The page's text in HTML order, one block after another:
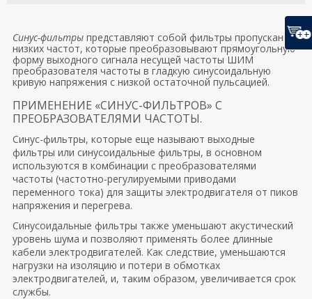
Синус-фильтры представляют собой фильтры пропускания
низких частот, которые преобразовывают прямоугольную
форму выходного сигнала несущей частоты ШИМ
преобразователя частоты в гладкую синусоидальную
кривую напряжения с низкой остаточной пульсацией.
ПРИМЕНЕНИЕ «СИНУС-ФИЛЬТРОВ» С
ПРЕОБРАЗОВАТЕЛЯМИ ЧАСТОТЫ.
Синус-фильтры, которые еще называют выходные
фильтры или синусоидальные фильтры, в основном
используются в комбинации с преобразователями
частоты (частотно-регулируемыми приводами
переменного тока) для защиты электродвигателя от пиков
напряжения и перегрева.
Синусоидальные фильтры также уменьшают акустический
уровень шума и позволяют применять более длинные
кабели электродвигателей. Как следствие, уменьшаются
нагрузки на изоляцию и потери в обмотках
электродвигателей, и, таким образом, увеличивается срок
службы.